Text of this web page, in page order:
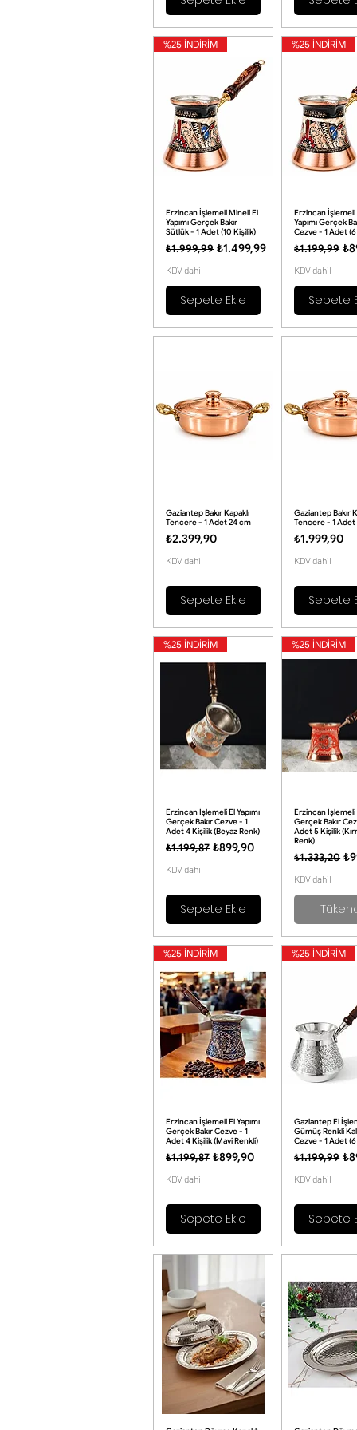
%25 İNDİRİM
Erzincan İşlemeli Mineli El
Yapımı Gerçek Bakır
Sütlük - 1 Adet (10 Kişilik)
Normal Fiyat
₺1.999,99 İndirimli Fiyat
₺1.499,99
KDV dahil
Sepete Ekle
%25 İNDİRİM
Erzincan İşlemeli
Yapımı Gerçek
Cezve - 1 Adet
Normal
₺1.199,99
KDV dahil
Sepete
Gaziantep Bakır Kapaklı
Tencere - 1 Adet 24 cm
Fiyat
₺2.399,90
KDV dahil
Sepete Ekle
Gaziantep Bakır
Tencere - 1 Adet
Fiyat
₺1.999,90
KDV dahil
Sepete
%25 İNDİRİM
Erzincan İşlemeli El Yapımı
Gerçek Bakır Cezve - 1
Adet 4 Kişilik (Beyaz Renk)
Normal Fiyat
₺1.199,87 İndirimli Fiyat
₺899,90
KDV dahil
Sepete Ekle
%25 İNDİRİM
Erzincan İşlemeli
Gerçek Bakır
Adet 5 Kişilik
Renk)
Normal
₺1.333,20
KDV dahil
%25 İNDİRİM
Erzincan İşlemeli El Yapımı
Gerçek Bakır Cezve - 1
Adet 4 Kişilik (Mavi Renkli)
Normal Fiyat
₺1.199,87 İndirimli Fiyat
₺899,90
KDV dahil
Sepete Ekle
%25 İNDİRİM
Gaziantep El
Gümüş Renkli
Cezve - 1 Adet
Normal
₺1.199,99
KDV dahil
Sepete